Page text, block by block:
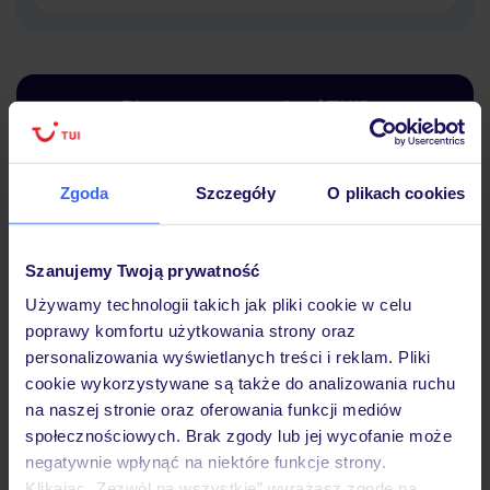
Zgoda Szczegóły O plikach cookies
Szanujemy Twoją prywatność
Używamy technologii takich jak pliki cookie w celu
poprawy komfortu użytkowania strony oraz
personalizowania wyświetlanych treści i reklam. Pliki
cookie wykorzystywane są także do analizowania ruchu
na naszej stronie oraz oferowania funkcji mediów
społecznościowych. Brak zgody lub jej wycofanie może
negatywnie wpłynąć na niektóre funkcje strony.
Dlaczego warto wybrać TUI?
Lider niskich cen
Największe biuro
30 lat w
Hotel
Pokoje